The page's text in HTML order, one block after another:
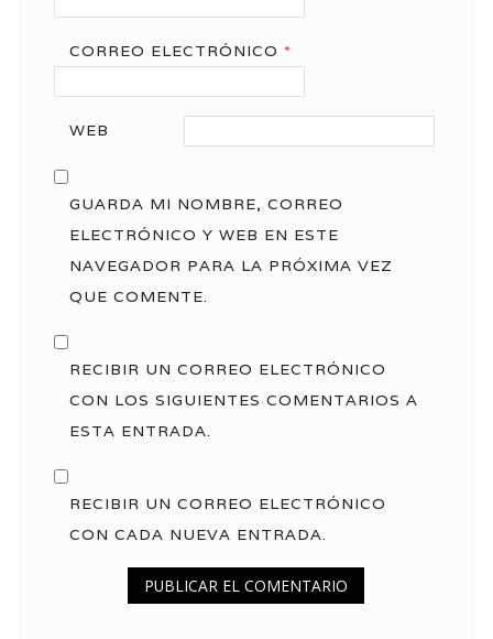
CORREO ELECTRÓNICO *
WEB
GUARDA MI NOMBRE, CORREO
ELECTRÓNICO Y WEB EN ESTE
NAVEGADOR PARA LA PRÓXIMA VEZ
QUE COMENTE.
RECIBIR UN CORREO ELECTRÓNICO
CON LOS SIGUIENTES COMENTARIOS A
ESTA ENTRADA.
RECIBIR UN CORREO ELECTRÓNICO
CON CADA NUEVA ENTRADA.